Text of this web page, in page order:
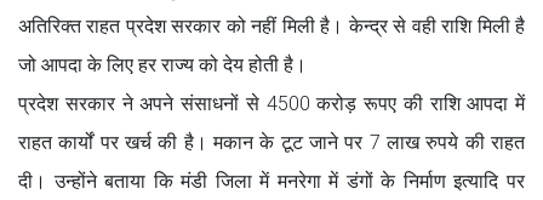
अतिरिक्त राहत प्रदेश सरकार को नहीं मिली है। केन्द्र से वही राशि मिली है
जो आपदा के लिए हर राज्य को देय होती है।
प्रदेश सरकार ने अपने संसाधनों से 4500 करोड़ रूपए की राशि आपदा में
राहत कार्यों पर खर्च की है। मकान के टूट जाने पर 7 लाख रुपये की राहत
दी। उन्होंने बताया कि मंडी जिला में मनरेगा में डंगों के निर्माण इत्यादि पर